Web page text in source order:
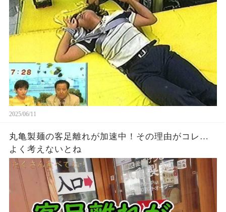
2025/06/11
丸亀製麺の客足離れが加速中！その理由がコレ…
よく考えないとね